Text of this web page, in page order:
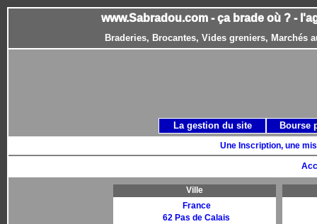
www.Sabradou.com - ça brade où ? -
Braderies, Brocantes, Vides greniers, Marchés
Une Inscription, une
Ville
France
62 Pas de Calais
La gestion du site Bourse